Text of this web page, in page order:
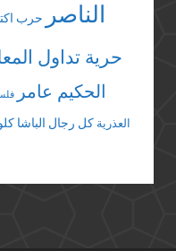
الناصر
حرب
حرية تداول
الحكيم عامر
العذرية كل رجال الباشا